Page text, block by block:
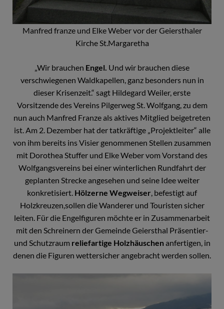
Manfred franze und Elke Weber vor der Geiersthaler
Kirche St.Margaretha
„Wir brauchen Engel. Und wir brauchen diese
verschwiegenen Waldkapellen, ganz besonders nun in
dieser Krisenzeit.“ sagt Hildegard Weiler, erste
Vorsitzende des Vereins Pilgerweg St. Wolfgang, zu dem
nun auch Manfred Franze als aktives Mitglied beigetreten
ist. Am 2. Dezember hat der tatkräftige „Projektleiter“ alle
von ihm bereits ins Visier genommenen Stellen zusammen
mit Dorothea Stuffer und Elke Weber vom Vorstand des
Wolfgangsvereins bei einer winterlichen Rundfahrt der
geplanten Strecke angesehen und seine Idee weiter
konkretisiert. Hölzerne Wegweiser , befestigt auf
Holzkreuzen,sollen die Wanderer und Touristen sicher
leiten. Für die Engelfiguren möchte er in Zusammenarbeit
mit den Schreinern der Gemeinde Geiersthal Präsentier-
und Schutzraum reliefartige Holzhäuschenanfertigen, in
denen die Figuren wettersicher angebracht werden sollen.